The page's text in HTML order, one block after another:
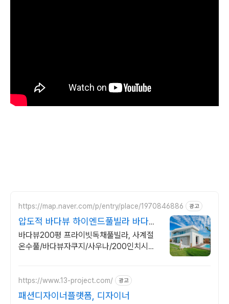
https://map.naver.com/p/entry/place/1970846886 광고
압도적 바다뷰 하이엔드풀빌라 바다뷰
자쿠지 상시 무료
바다뷰200평 프라이빗독채풀빌라, 사계절
온수풀/바다뷰자쿠지/사우나/200인치시네
https://www.13-project.com/ 광고
패션디자이너플랫폼, 디자이너